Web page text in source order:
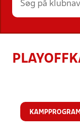
KAMPPROGRAM